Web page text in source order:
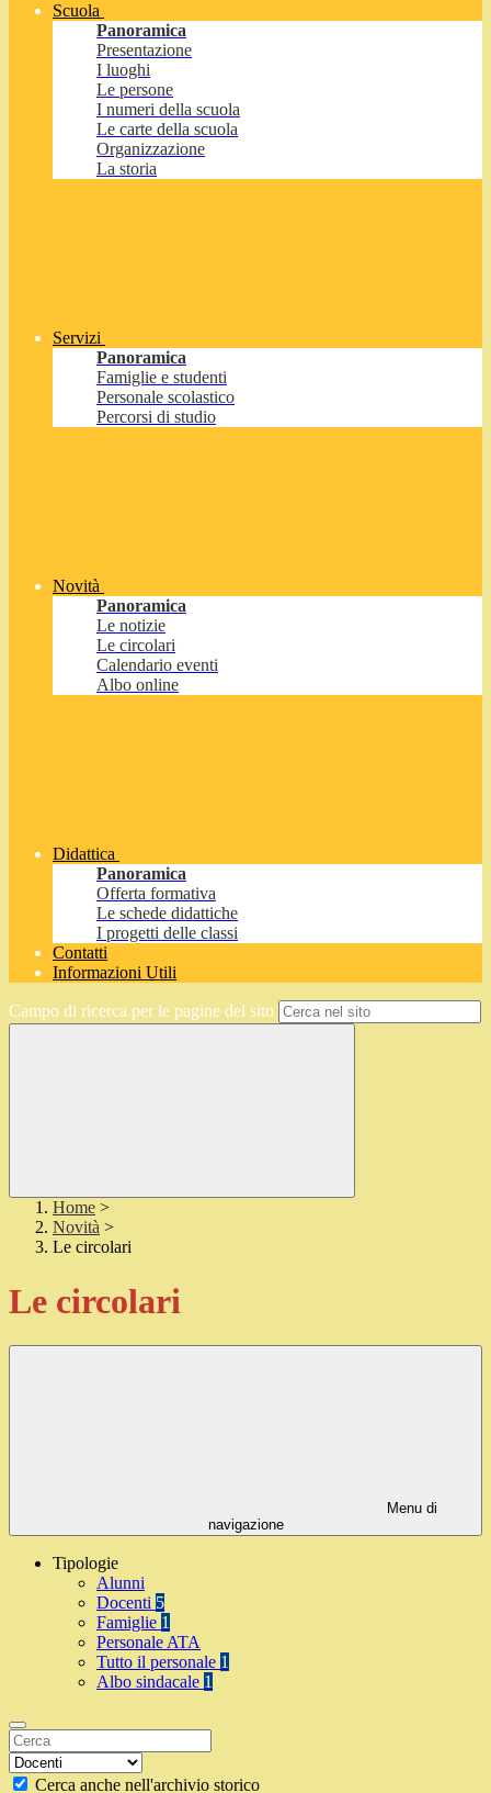
Scuola
Panoramica
Presentazione
I luoghi
Le persone
I numeri della scuola
Le carte della scuola
Organizzazione
La storia
Servizi
Panoramica
Famiglie e studenti
Personale scolastico
Percorsi di studio
Novità
Panoramica
Le notizie
Le circolari
Calendario eventi
Albo online
Didattica
Panoramica
Offerta formativa
Le schede didattiche
I progetti delle classi
Contatti
Informazioni Utili
Campo di ricerca per le pagine del sito
Home >
Novità >
Le circolari
Le circolari
Menu di
navigazione
Tipologie
Alunni
Docenti 5
Famiglie 1
Personale ATA
Tutto il personale 1
Albo sindacale 1
Cerca anche nell'archivio storico